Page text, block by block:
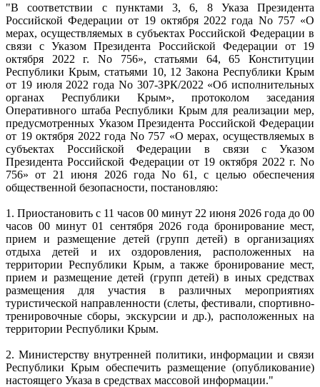
"В соответствии с пунктами 3, 6, 8 Указа Президента
Российской Федерации от 19 октября 2022 года No 757 «О
мерах, осуществляемых в субъектах Российской Федерации в
связи с Указом Президента Российской Федерации от 19
октября 2022 г. No 756», статьями 64, 65 Конституции
Республики Крым, статьями 10, 12 Закона Республики Крым
от 19 июля 2022 года No 307-ЗРК/2022 «Об исполнительных
органах Республики Крым», протоколом заседания
Оперативного штаба Республики Крым для реализации мер,
предусмотренных Указом Президента Российской Федерации
от 19 октября 2022 года No 757 «О мерах, осуществляемых в
субъектах Российской Федерации в связи с Указом
Президента Российской Федерации от 19 октября 2022 г. No
756» от 21 июня 2026 года No 61, с целью обеспечения
общественной безопасности, постановляю:
1. Приостановить с 11 часов 00 минут 22 июня 2026 года до 00
часов 00 минут 01 сентября 2026 года бронирование мест,
прием и размещение детей (групп детей) в организациях
отдыха детей и их оздоровления, расположенных на
территории Республики Крым, а также бронирование мест,
прием и размещение детей (групп детей) в иных средствах
размещения для участия в различных мероприятиях
туристической направленности (слеты, фестивали, спортивно-
тренировочные сборы, экскурсии и др.), расположенных на
территории Республики Крым.
2. Министерству внутренней политики, информации и связи
Республики Крым обеспечить размещение (опубликование)
настоящего Указа в средствах массовой информации."